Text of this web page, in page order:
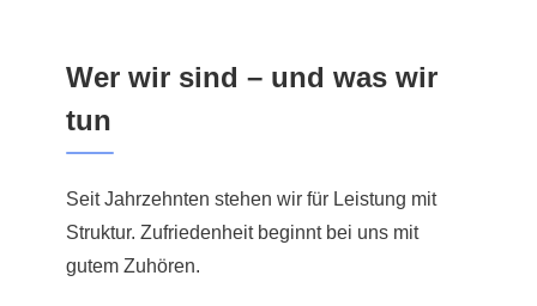
Wer wir sind – und was wir
tun
Seit Jahrzehnten stehen wir für Leistung mit
Struktur. Zufriedenheit beginnt bei uns mit
gutem Zuhören.